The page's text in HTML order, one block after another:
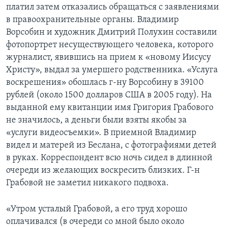
платил затем отказались обращаться с заявлениями
в правоохранительные органы. Владимир
Ворсобин и художник Дмитрий Полухин составили
фотопортрет несуществующего человека, которого
журналист, явившись на прием к «новому Иисусу
Христу», выдал за умершего родственника. «Услуга
воскрешения» обошлась г-ну Ворсобину в 39100
рублей (около 1500 долларов США в 2005 году). На
выданной ему квитанции имя Григория Грабового
не значилось, а деньги были взяты якобы за
«услуги видеосъемки». В приемной Владимир
видел и матерей из Беслана, с фотографиями детей
в руках. Корреспондент всю ночь сидел в длинной
очереди из желающих воскресить близких. Г-н
Грабовой не заметил никакого подвоха.
«Утром усталый Грабовой, а его труд хорошо
оплачивался (в очереди со мной было около